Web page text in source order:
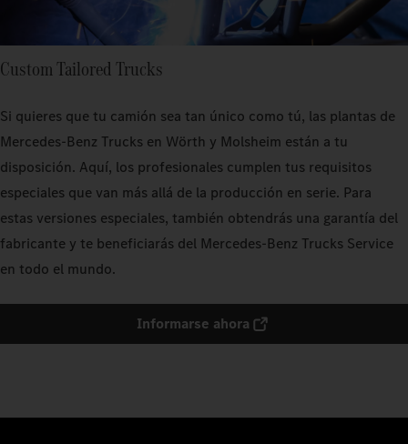
Custom Tailored Trucks
Si quieres que tu camión sea tan único como tú, las plantas de
Mercedes‑Benz Trucks en Wörth y Molsheim están a tu
disposición. Aquí, los profesionales cumplen tus requisitos
especiales que van más allá de la producción en serie. Para
estas versiones especiales, también obtendrás una garantía del
fabricante y te beneficiarás del Mercedes‑Benz Trucks Service
en todo el mundo.
Informarse ahora